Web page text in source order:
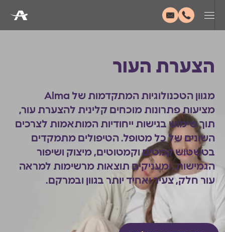
הצערת העור
מגוון הטכנולוגיות המתקדמות של Alma
מציעות פתרונות מוכחים קלינית להצערת עור,
תוך שימוש בגישות ייחודיות המותאמות לצרכים
השונים של כל מטופל. הטיפולים מתמקדים
בטשטוש קמטים וקמטוטים, מיצוק ושיפור
הגמישות, ומעניקים תוצאות מרשימות למראה
עור חלק, צעיר ואחיד יותר בגוון ובמרקם.